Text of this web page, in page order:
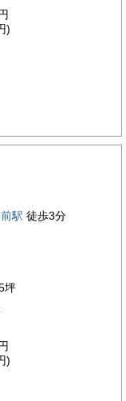
)
駅 徒歩3分
坪
)